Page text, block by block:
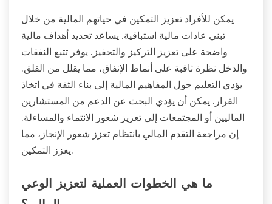
يمكن للأفراد تعزيز التمكين في حياتهم المالية من خلال
تبني عادات مالية استباقية. يساعد تحديد أهداف مالية
واضحة على تعزيز التركيز والتحفيز. يوفر تتبع النفقات
والدخل نظرة ثاقبة على أنماط الإنفاق، مما يقلل من القلق.
يؤدي التعليم حول المفاهيم المالية إلى بناء الثقة في اتخاذ
القرار. يمكن أن يؤدي البحث عن الدعم من المستشارين
الماليين أو المجتمعات إلى تعزيز شعور الانتماء والمساءلة.
إن مراجعة التقدم المالي بانتظام تعزز شعور الإنجاز، مما
يعزز التمكين.
ما هي الخطوات العملية لتعزيز الوعي